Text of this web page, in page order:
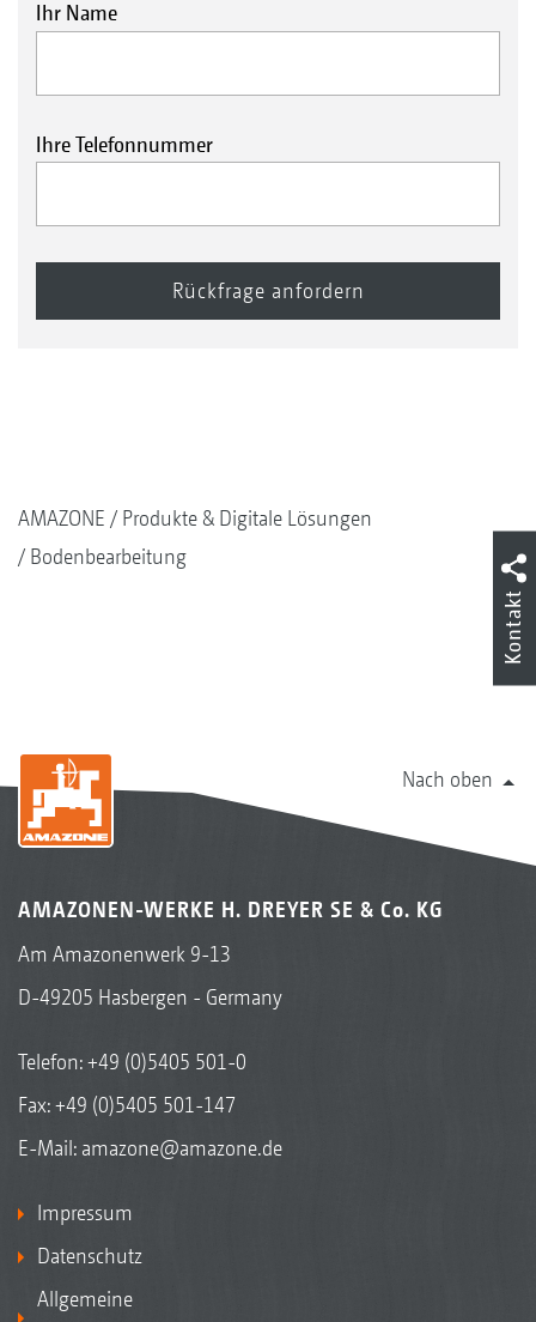
Ihr Name
Ihre Telefonnummer
AMAZONE
Produkte & Digitale Lösungen
Bodenbearbeitung
Nach oben
AMAZONEN-WERKE H. DREYER SE & Co. KG
Am Amazonenwerk 9-13
D-49205 Hasbergen - Germany
Telefon:+49 (0)5405 501-0
Fax: +49 (0)5405 501-147
E-Mail: amazone@amazone.de
Impressum
Datenschutz
Allgemeine
Kontakt